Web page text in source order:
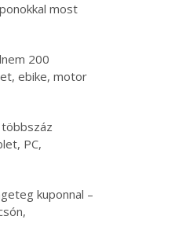
most
200
ebike, motor
PC,
kuponnal –